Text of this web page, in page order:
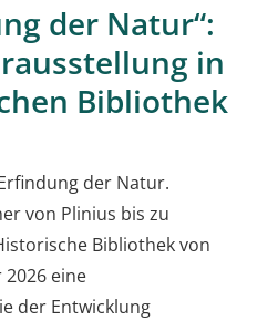
der Natur“:
in
Bibliothek
der Natur.
von Plinius bis zu
Bibliothek von
2026 eine
der Entwicklung